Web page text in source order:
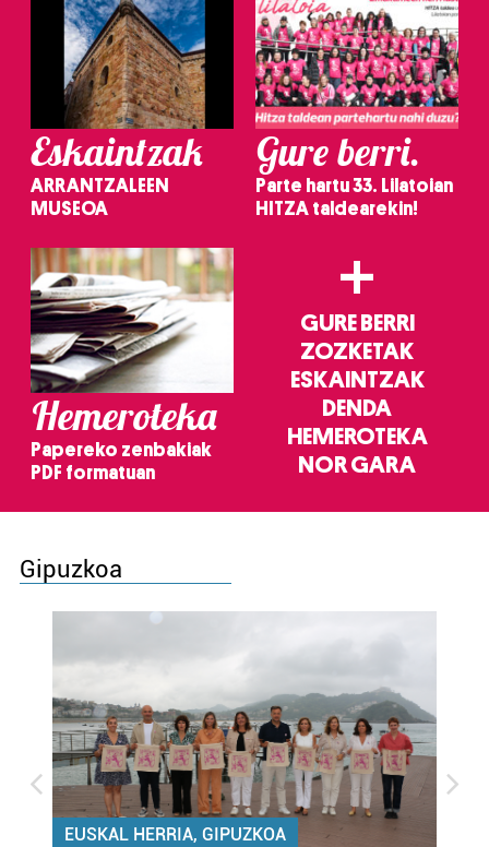
Eskaintzak
ARRANTZALEEN
MUSEOA
Gure berri.
Parte hartu 33. Lilatoian
HITZA taldearekin!
Hemeroteka
Papereko zenbakiak
PDF formatuan
+
GURE BERRI
ZOZKETAK
ESKAINTZAK
DENDA
HEMEROTEKA
NOR GARA
Gipuzkoa
EUSKAL HERRIA, GIPUZKOA